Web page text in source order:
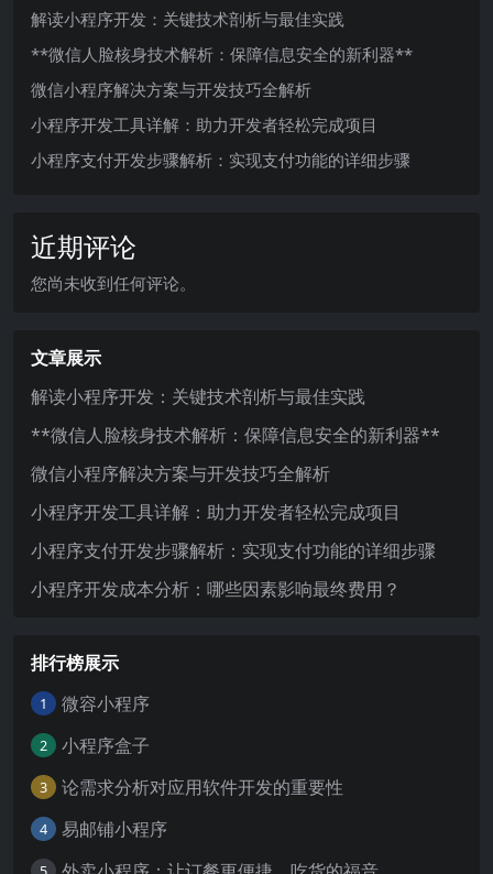
解读小程序开发：关键技术剖析与最佳实践
**微信人脸核身技术解析：保障信息安全的新利器**
微信小程序解决方案与开发技巧全解析
小程序开发工具详解：助力开发者轻松完成项目
小程序支付开发步骤解析：实现支付功能的详细步骤
近期评论
您尚未收到任何评论。
文章展示
解读小程序开发：关键技术剖析与最佳实践
**微信人脸核身技术解析：保障信息安全的新利器**
微信小程序解决方案与开发技巧全解析
小程序开发工具详解：助力开发者轻松完成项目
小程序支付开发步骤解析：实现支付功能的详细步骤
小程序开发成本分析：哪些因素影响最终费用？
排行榜展示
1 微容小程序
2 小程序盒子
3 论需求分析对应用软件开发的重要性
4 易邮铺小程序